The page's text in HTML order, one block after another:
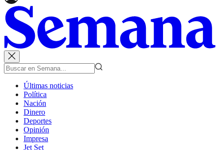
Últimas noticias
Política
Nación
Dinero
Deportes
Opinión
Impresa
Jet Set